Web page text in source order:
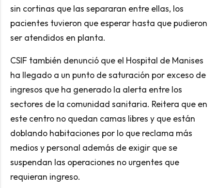
sin cortinas que las separaran entre ellas, los
pacientes tuvieron que esperar hasta que pudieron
ser atendidos en planta.
CSIF también denunció que el Hospital de Manises
ha llegado a un punto de saturación por exceso de
ingresos que ha generado la alerta entre los
sectores de la comunidad sanitaria. Reitera que en
este centro no quedan camas libres y que están
doblando habitaciones por lo que reclama más
medios y personal además de exigir que se
suspendan las operaciones no urgentes que
requieran ingreso.